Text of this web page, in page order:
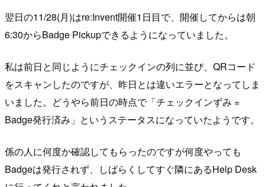
翌日の11/28(月)はre:Invent開催1日目で、開催してからは朝
6:30からBadge Pickupできるようになっていました。
私は前日と同じようにチェックインの列に並び、QRコード
をスキャンしたのですが、昨日とは違いエラーとなってしま
いました。どうやら前日の時点で「チェックインずみ =
Badge発行済み」というステータスになっていたようです。
係の人に何度か確認してもらったのですが何度やっても
Badgeは発行されず、しばらくしてすぐ隣にあるHelp Desk